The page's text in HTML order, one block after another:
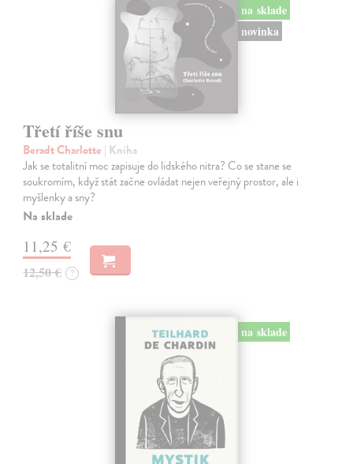
na sklade
novinka
Třetí říše snu
Beradt Charlotte | Kniha
Jak se totalitní moc zapisuje do lidského nitra? Co se stane se
soukromím, když stát začne ovládat nejen veřejný prostor, ale i
myšlenky a sny?
Na sklade
11,25 €
12,50 € ?
na sklade